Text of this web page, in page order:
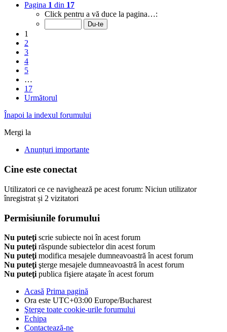
Pagina 1 din 17
Click pentru a vă duce la pagina…:
1
2
3
4
5
…
17
Următorul
Înapoi la indexul forumului
Mergi la
Anunțuri importante
Cine este conectat
Utilizatori ce ce navighează pe acest forum: Niciun utilizator
înregistrat și 2 vizitatori
Permisiunile forumului
Nu puteţi scrie subiecte noi în acest forum
Nu puteţi răspunde subiectelor din acest forum
Nu puteţi modifica mesajele dumneavoastră în acest forum
Nu puteţi şterge mesajele dumneavoastră în acest forum
Nu puteţi publica fişiere ataşate în acest forum
Acasă Prima pagină
Ora este UTC+03:00 Europe/Bucharest
Şterge toate cookie-urile forumului
Echipa
Contactează-ne